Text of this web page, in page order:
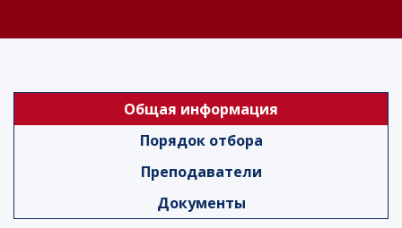
Общая информация
Порядок отбора
Преподаватели
Документы